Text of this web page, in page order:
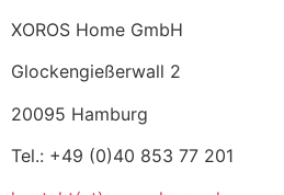
XOROS Home GmbH
Glockengießerwall 2
20095 Hamburg
Tel.: +49 (0)40 853 77 201